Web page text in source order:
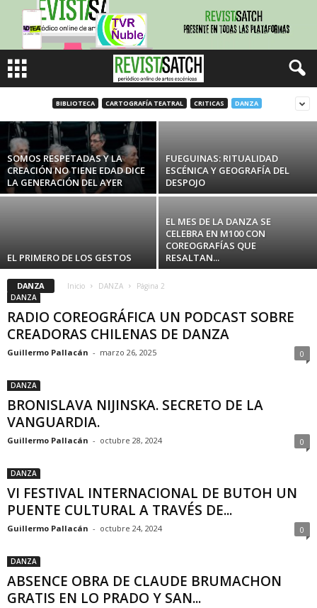
BIBLIOTECA CARTOGRAFÍA TEATRAL CRITICAS DANZA
EL BALLET NACIONAL CHILENO ESTRENA AL
COREÓGRAFO BRASILEÑO ALAN KELLER
REVISTA SATCH - junio 4, 2026
SOMOS RESPETADAS Y LA
CREACIÓN NO TIENE EDAD DICE
LA GENERACIÓN DEL AYER
FUEGUINAS: RITUALIDAD
ESCÉNICA Y GEOGRAFÍA DEL
DESPOJO
EL PRIMERO DE LOS GESTOS
EL MES DE LA DANZA SE
CELEBRA EN M100 CON
COREOGRAFÍAS QUE
RESALTAN...
DANZA Inicio DANZA
Página 2
DANZA
RADIO COREOGRÁFICA UN PODCAST SOBRE
CREADORAS CHILENAS DE DANZA
Guillermo Pallacán - marzo 26, 2025 0
DANZA
BRONISLAVA NIJINSKA. SECRETO DE LA
VANGUARDIA.
Guillermo Pallacán - octubre 28, 2024 0
DANZA
VI FESTIVAL INTERNACIONAL DE BUTOH UN
PUENTE CULTURAL A TRAVÉS DE...
Guillermo Pallacán - octubre 24, 2024 0
DANZA
ABSENCE OBRA DE CLAUDE BRUMACHON
GRATIS EN LO PRADO Y SAN...